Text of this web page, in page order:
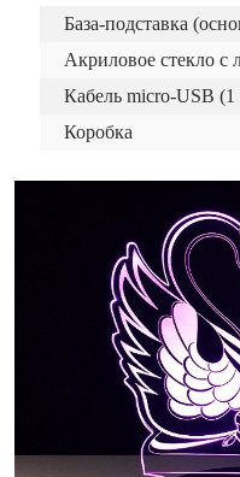
База-подставка
Акриловое стекло с
Кабель micro-USB (1
Коробка